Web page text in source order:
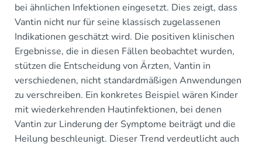
bei ähnlichen Infektionen eingesetzt. Dies zeigt, dass
Vantin nicht nur für seine klassisch zugelassenen
Indikationen geschätzt wird. Die positiven klinischen
Ergebnisse, die in diesen Fällen beobachtet wurden,
stützen die Entscheidung von Ärzten, Vantin in
verschiedenen, nicht standardmäßigen Anwendungen
zu verschreiben. Ein konkretes Beispiel wären Kinder
mit wiederkehrenden Hautinfektionen, bei denen
Vantin zur Linderung der Symptome beiträgt und die
Heilung beschleunigt. Dieser Trend verdeutlicht auch